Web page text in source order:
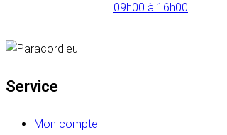
09h00 à 16h00
Service
Mon compte